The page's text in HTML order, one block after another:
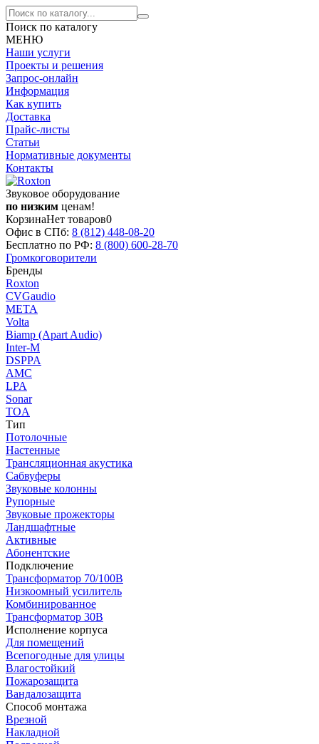
Поиск по каталогу
МЕНЮ
Наши услуги
Проекты и решения
Запрос-онлайн
Информация
Как купить
Доставка
Прайс-листы
Статьи
Нормативные документы
Контакты
Звуковое оборудование
по низким ценам!
КорзинаНет товаров0
Офис в СПб: 8 (812) 448-08-20
Бесплатно по РФ: 8 (800) 600-28-70
Громкоговорители
Бренды
Roxton
CVGaudio
МЕТА
Volta
Biamp (Apart Audio)
Inter-M
DSPPA
AMC
LPA
Sonar
TOA
Тип
Потолочные
Настенные
Трансляционная акустика
Сабвуферы
Звуковые колонны
Рупорные
Звуковые прожекторы
Ландшафтные
Активные
Абонентские
Подключение
Трансформатор 70/100В
Низкоомный усилитель
Комбинированное
Трансформатор 30В
Исполнение корпуса
Для помещений
Всепогодные для улицы
Влагостойкий
Пожарозащита
Вандалозащита
Способ монтажа
Врезной
Накладной